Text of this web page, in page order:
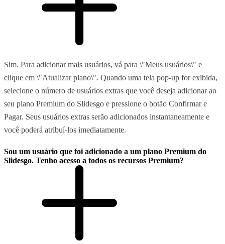
Sim. Para adicionar mais usuários, vá para \"Meus usuários\" e
clique em \"Atualizar plano\". Quando uma tela pop-up for exibida,
selecione o número de usuários extras que você deseja adicionar ao
seu plano Premium do Slidesgo e pressione o botão Confirmar e
Pagar. Seus usuários extras serão adicionados instantaneamente e
você poderá atribuí-los imediatamente.
Sou um usuário que foi adicionado a um plano Premium do
Slidesgo. Tenho acesso a todos os recursos Premium?